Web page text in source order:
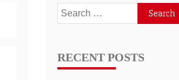
Search
for:
RECENT POSTS